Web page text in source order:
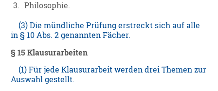
3. Philosophie.
(3) Die mündliche Prüfung erstreckt sich auf alle
in § 10 Abs. 2 genannten Fächer.
§ 15 Klausurarbeiten
(1) Für jede Klausurarbeit werden drei Themen zur
Auswahl gestellt.